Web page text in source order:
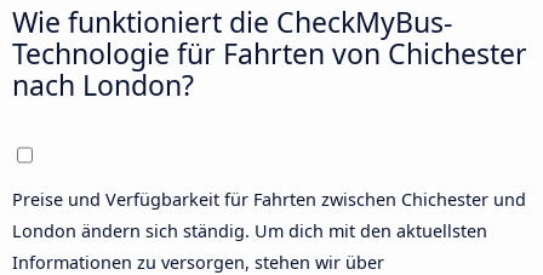
Wie funktioniert die CheckMyBus-
Technologie für Fahrten von Chichester
nach London?
Preise und Verfügbarkeit für Fahrten zwischen Chichester und
London ändern sich ständig. Um dich mit den aktuellsten
Informationen zu versorgen, stehen wir über